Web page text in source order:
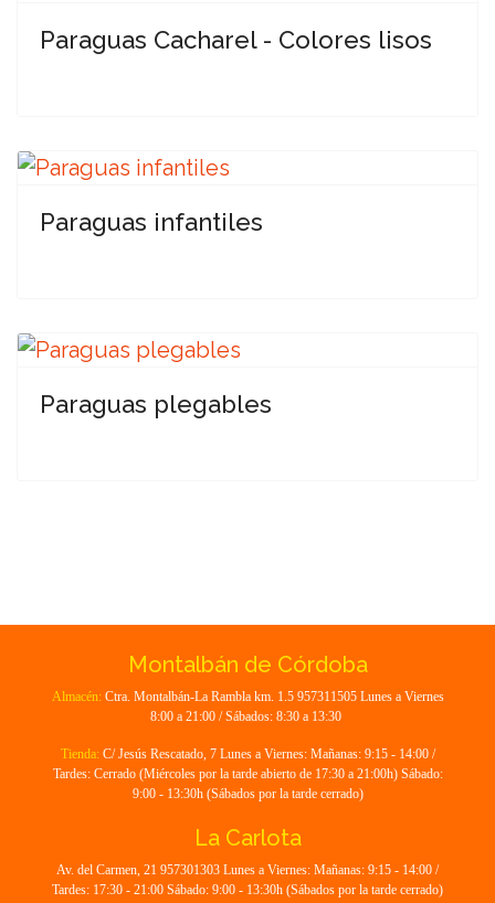
Paraguas Cacharel - Colores lisos
Paraguas infantiles
Paraguas plegables
Montalbán de Córdoba
Almacén: Ctra. Montalbán-La Rambla km. 1.5 957311505 Lunes a Viernes
8:00 a 21:00 / Sábados: 8:30 a 13:30
Tienda: C/ Jesús Rescatado, 7 Lunes a Viernes: Mañanas: 9:15 - 14:00 /
Tardes: Cerrado (Miércoles por la tarde abierto de 17:30 a 21:00h) Sábado:
9:00 - 13:30h (Sábados por la tarde cerrado)
La Carlota
Av. del Carmen, 21 957301303 Lunes a Viernes: Mañanas: 9:15 - 14:00 /
Tardes: 17:30 - 21:00 Sábado: 9:00 - 13:30h (Sábados por la tarde cerrado)